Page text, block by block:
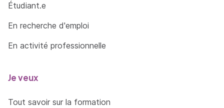
Étudiant.e
En recherche d'emploi
En activité professionnelle
Je veux
Tout savoir sur la formation